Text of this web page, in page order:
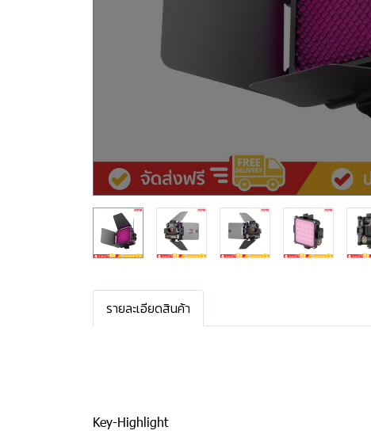
รายละเอียดสินค้า
Key-Highlight